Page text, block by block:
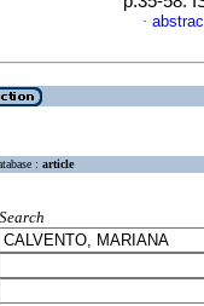
·
: article
Search